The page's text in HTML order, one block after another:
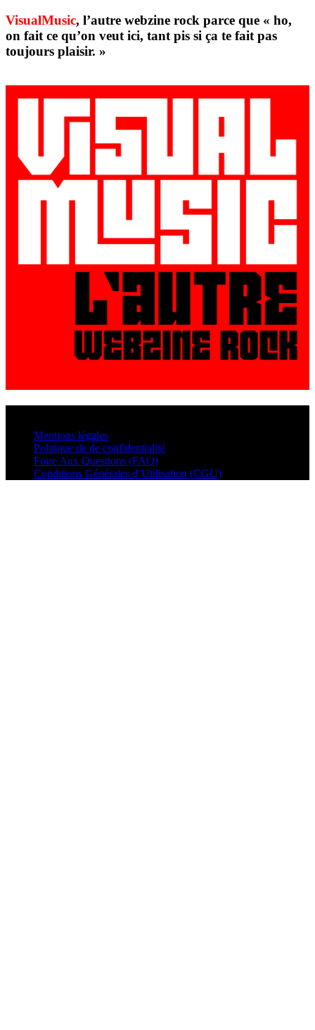
VisualMusic, l’autre webzine rock parce que « ho,
on fait ce qu’on veut ici, tant pis si ça te fait pas
toujours plaisir. »
Mentions légales
Politique de de confidentialité
Foire Aux Questions (FAQ)
Conditions Générales d’Utilisation (CGU)